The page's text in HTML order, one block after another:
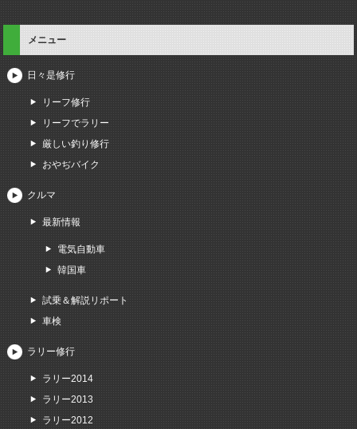
メニュー
日々是修行
リーフ修行
リーフでラリー
厳しい釣り修行
おやぢバイク
クルマ
最新情報
電気自動車
韓国車
試乗＆解説リポート
車検
ラリー修行
ラリー2014
ラリー2013
ラリー2012